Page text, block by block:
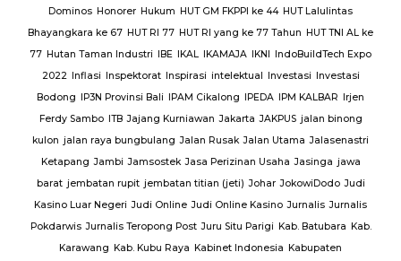
Dominos Honorer Hukum HUT GM FKPPI ke 44 HUT Lalulintas
Bhayangkara ke 67 HUT RI 77 HUT RI yang ke 77 Tahun HUT TNI AL ke
77 Hutan Taman Industri IBE IKAL IKAMAJA IKNI IndoBuildTech Expo
2022 Inflasi Inspektorat Inspirasi intelektual Investasi Investasi
Bodong IP3N Provinsi Bali IPAM Cikalong IPEDA IPM KALBAR Irjen
Ferdy Sambo ITB Jajang Kurniawan Jakarta JAKPUS jalan binong
kulon jalan raya bungbulang Jalan Rusak Jalan Utama Jalasenastri
Ketapang Jambi Jamsostek Jasa Perizinan Usaha Jasinga jawa
barat jembatan rupit jembatan titian (jeti) Johar JokowiDodo Judi
Kasino Luar Negeri Judi Online Judi Online Kasino Jurnalis Jurnalis
Pokdarwis Jurnalis Teropong Post Juru Situ Parigi Kab. Batubara Kab.
Karawang Kab. Kubu Raya Kabinet Indonesia Kabupaten